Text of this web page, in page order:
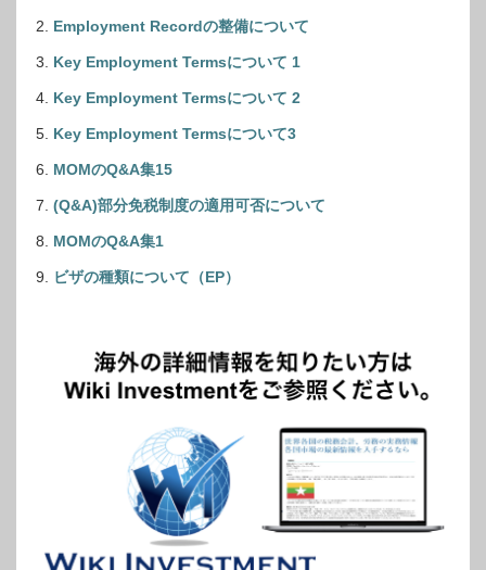
Employment Recordの整備について
Key Employment Termsについて 1
Key Employment Termsについて 2
Key Employment Termsについて3
MOMのQ&A集15
(Q&A)部分免税制度の適用可否について
MOMのQ&A集1
ビザの種類について（EP）